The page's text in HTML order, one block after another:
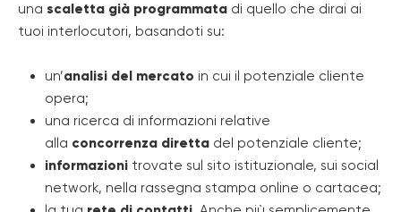
una scaletta già programmata di quello che dirai ai
tuoi interlocutori, basandoti su:
un’analisi del mercato in cui il potenziale cliente
opera;
una ricerca di informazioni relative
alla concorrenza diretta del potenziale cliente;
informazioni trovate sul sito istituzionale, sui social
network, nella rassegna stampa online o cartacea;